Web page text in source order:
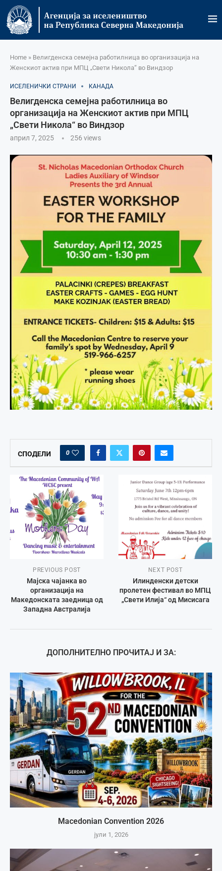
Home » Велигденска семејна работилница во организација на
Женскиот актив при МПЦ „Свети Никола“ во Виндзор
ИСЕЛЕНИЧКИ СТРАНИ КАНАДА
Велигденска семејна работилница во
организација на Женскиот актив при МПЦ
„Свети Никола“ во Виндзор
април 7, 2025 256 views
СПОДЕЛИ 0
PREVIOUS POST
Мајска чајанка во
организација на
Македонската заедница од
Западна Австралија
NEXT POST
Илинденски детски
пролетен фестивал во МПЦ
„Свети Илија“ од Мисисага
ДОПОЛНИТЕЛНО ПРОЧИТАЈ И ЗА:
Macedonian Convention 2026
јули 1, 2026